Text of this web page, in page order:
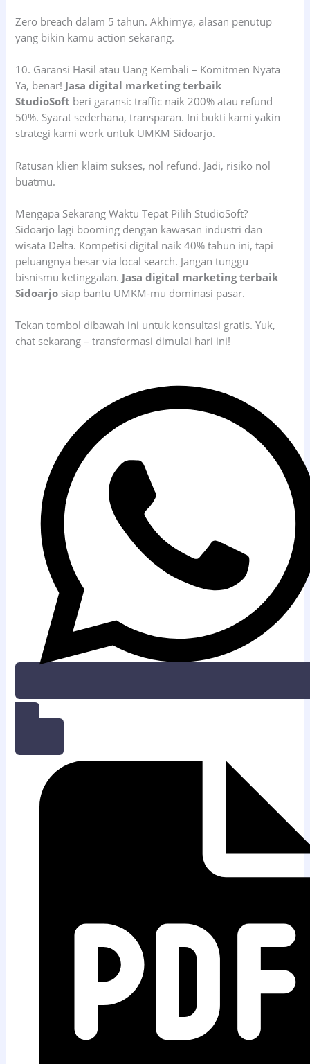
Zero breach dalam 5 tahun. Akhirnya, alasan penutup
yang bikin kamu action sekarang.
10. Garansi Hasil atau Uang Kembali – Komitmen Nyata
Ya, benar! Jasa digital marketing terbaik
StudioSoft beri garansi: traffic naik 200% atau refund
50%. Syarat sederhana, transparan. Ini bukti kami yakin
strategi kami work untuk UMKM Sidoarjo.
Ratusan klien klaim sukses, nol refund. Jadi, risiko nol
buatmu.
Mengapa Sekarang Waktu Tepat Pilih StudioSoft?
Sidoarjo lagi booming dengan kawasan industri dan
wisata Delta. Kompetisi digital naik 40% tahun ini, tapi
peluangnya besar via local search. Jangan tunggu
bisnismu ketinggalan. Jasa digital marketing terbaik
Sidoarjo siap bantu UMKM-mu dominasi pasar.
Tekan tombol dibawah ini untuk konsultasi gratis. Yuk,
chat sekarang – transformasi dimulai hari ini!
WHATSAPP DISINI